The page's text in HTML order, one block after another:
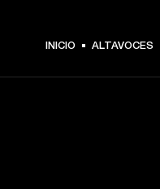
$ 299.99 -
INICIO ALTAVOCES